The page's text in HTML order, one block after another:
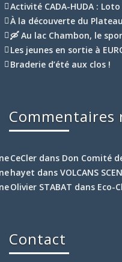
Activité CADA-HUDA :
À la découverte du
🛶 Au lac Chambon, le
Les jeunes en sortie à
Braderie d’été aux clos !
Commentaires
CeCler dans Don Comité
hayet dans VOLCANS
Olivier STABAT dans Eco-
Contact